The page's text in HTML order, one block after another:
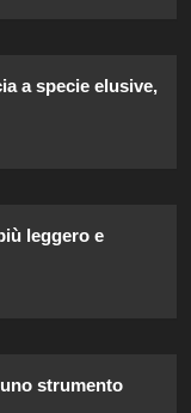
a specie elusive,
leggero e
strumento